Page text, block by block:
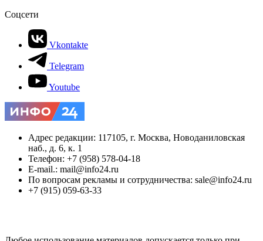
Соцсети
Vkontakte
Telegram
Youtube
Адрес редакции: 117105, г. Москва, Новоданиловская
наб., д. 6, к. 1
Телефон: +7 (958) 578-04-18
E-mail.: mail@info24.ru
По вопросам рекламы и сотрудничества: sale@info24.ru
+7 (915) 059-63-33